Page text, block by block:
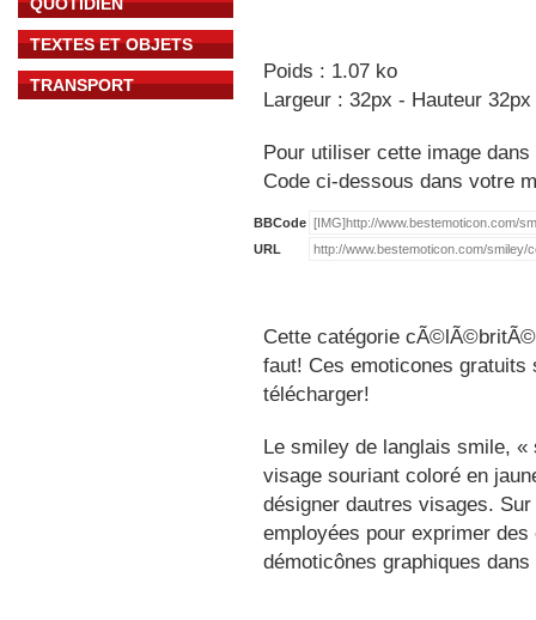
TEXTES ET OBJETS
TRANSPORT
Poids : 1.07 ko
Largeur : 32px - Hauteur 32px
Pour utiliser cette image
Code ci-dessous dans votre
BBCode
URL
Cette catégorie
faut! Ces emoticones
télécharger!
Le smiley de langlais smile,
visage souriant coloré en
désigner dautres visages.
employées pour exprimer
démoticônes graphiques